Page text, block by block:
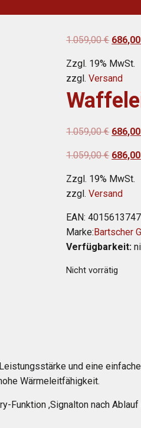
1.059,00€
war:
Zzgl. 19% MwSt.
zzgl.Versand
1.059,00€
war:
1.059,00€
war:
Zzgl. 19% MwSt.
zzgl.Versand
EAN:
Marke:Bartscher
Verfügbarkeit:
Nicht vorrätig
und eine
Wärmeleitfähigkeit.
Funktion ,Signalton nach